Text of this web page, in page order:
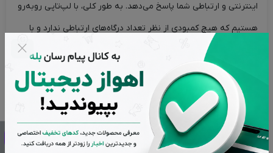
اینترنتی و ارتباطی شما پاسخ می‌دهد. به طور کلی، با لپ‌تاپی روبه‌رو
هستیم که هیچ کمبودی از نظر تعداد درگاه‌های ارتباطی ندارد و با
توجه به قیمت دستگاه، انتظار بیشتری هم از آن نداشتیم. نمایشگر
۱۵.۶ اینچی مات این مدل به پنل TN با وضوح Full HD و نرخ نوسازی
تصویر ۶۰ هرتز مجهز است و تصاویر را با وضوح و کیفیت مناسبی
می‌تواند پاسخگوی نیاز کاربران عادی باشد و توناژ رنگی استانداردی را